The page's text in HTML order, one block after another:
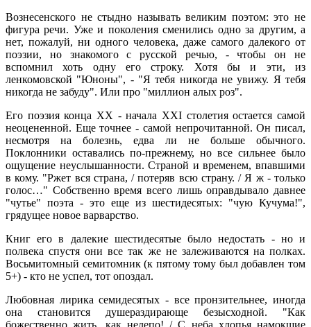
Вознесенского не стыдно называть великим поэтом: это не
фигура речи. Уже и поколения сменились одно за другим, а
нет, пожалуй, ни одного человека, даже самого далекого от
поэзии, но знакомого с русской речью, - чтобы он не
вспомнил хоть одну его строку. Хотя бы и эти, из
ленкомовской "Юноны", - "Я тебя никогда не увижу. Я тебя
никогда не забуду". Или про "миллион алых роз".
Его поэзия конца XX - начала XXI столетия остается самой
неоцененной. Еще точнее - самой непрочитанной. Он писал,
несмотря на болезнь, едва ли не больше обычного.
Поклонники оставались по-прежнему, но все сильнее было
ощущение неуслышанности. Страной и временем, впавшими
в кому. "Ржет вся страна, / потеряв всю страну. / Я ж - только
голос…" Собственно время всего лишь оправдывало давнее
"чутье" поэта - это еще из шестидесятых: "чую Кучума!",
грядущее новое варварство.
Книг его в далекие шестидесятые было недостать - но и
полвека спустя они все так же не залеживаются на полках.
Восьмитомный семитомник (к пятому тому был добавлен том
5+) - кто не успел, тот опоздал.
Любовная лирика семидесятых - все пронзительнее, иногда
она становится душераздирающе безысходной. "Как
божественно жить, как нелепо! / С неба хлопья намокшие